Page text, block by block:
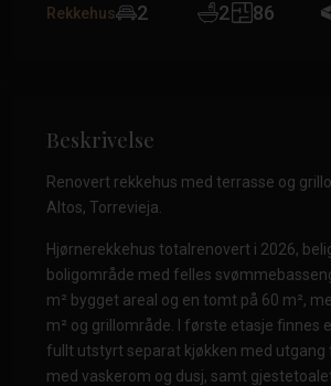
Rekkehus
2
2
86
Beskrivelse
Renovert rekkehus med terrasse og
Altos, Torrevieja.
Hjørnerekkehus totalrenovert i 2026,
boligområde med felles
m² bygget areal og en tomt på 60 m²,
m² og grillområde. I første etasje finnes
fullt utstyrt separat kjøkken med utgang
med vaskerom og dusj, samt